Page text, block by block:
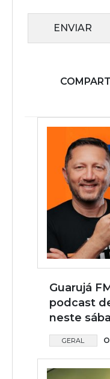
ENVIAR
Guarujá
podcast
neste
GERAL